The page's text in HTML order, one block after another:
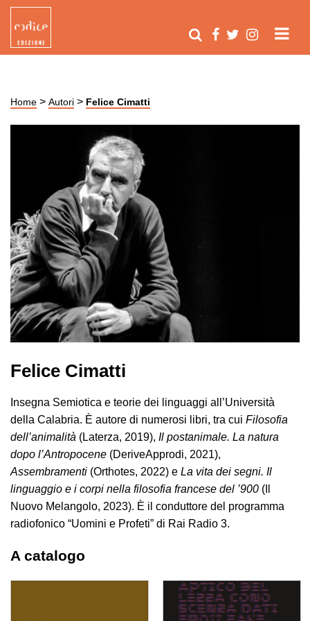
Home > Autori > Felice Cimatti
Felice Cimatti
Insegna Semiotica e teorie dei linguaggi all’Università
della Calabria. È autore di numerosi libri, tra cui Filosofia
dell’animalità (Laterza, 2019), Il postanimale. La natura
dopo l’Antropocene (DeriveApprodi, 2021),
Assembramenti (Orthotes, 2022) e La vita dei segni. Il
linguaggio e i corpi nella filosofia francese del ’900 (Il
Nuovo Melangolo, 2023). È il conduttore del programma
radiofonico “Uomini e Profeti” di Rai Radio 3.
A catalogo